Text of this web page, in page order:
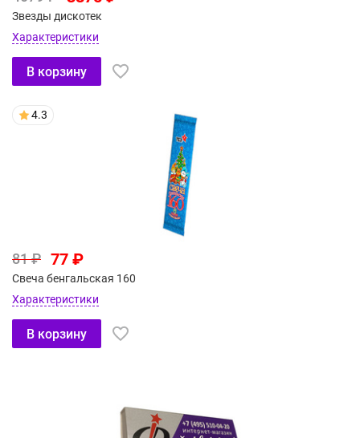
Звезды дискотек
Характеристики
В корзину
4.3
81 ₽ 77 ₽
Свеча бенгальская 160
Характеристики
В корзину